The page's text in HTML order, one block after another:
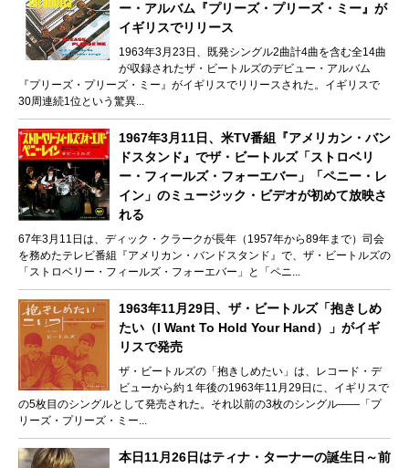
ー・アルバム『プリーズ・プリーズ・ミー』が
イギリスでリリース
1963年3月23日、既発シングル2曲計4曲を含む全14曲
が収録されたザ・ビートルズのデビュー・アルバム
『プリーズ・プリーズ・ミー』がイギリスでリリースされた。イギリスで
30周連続1位という驚異...
1967年3月11日、米TV番組『アメリカン・バン
ドスタンド』でザ・ビートルズ「ストロベリ
ー・フィールズ・フォーエバー」「ペニー・レ
イン」のミュージック・ビデオが初めて放映さ
れる
67年3月11日は、ディック・クラークが長年（1957年から89年まで）司会
を務めたテレビ番組『アメリカン・バンドスタンド』で、ザ・ビートルズの
「ストロベリー・フィールズ・フォーエバー」と「ペニ...
1963年11月29日、ザ・ビートルズ「抱きしめ
たい（I Want To Hold Your Hand）」がイギ
リスで発売
ザ・ビートルズの「抱きしめたい」は、レコード・デ
ビューから約１年後の1963年11月29日に、イギリスで
の5枚目のシングルとして発売された。それ以前の3枚のシングル――「プ
リーズ・プリーズ・ミー...
本日11月26日はティナ・ターナーの誕生日～前